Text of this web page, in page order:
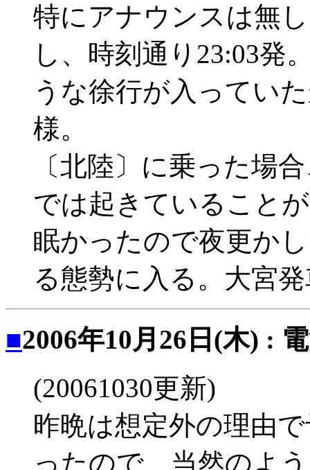
特にアナウンスは無
し、時刻通り23:03発
うな徐行が入ってい
様。
〔北陸〕に乗った場
では起きていること
眠かったので夜更か
る態勢に入る。大宮
■2006年10月26日(木) :
(20061030更新)
昨晩は想定外の理由
ったので、当然のよ